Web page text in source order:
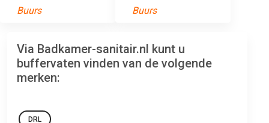
Buurs Buurs
Via Badkamer-sanitair.nl kunt u
buffervaten vinden van de volgende
merken:
DRL